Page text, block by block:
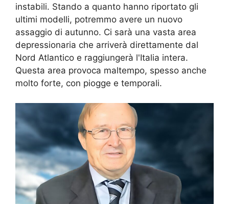
instabili. Stando a quanto hanno riportato gli
ultimi modelli, potremmo avere un nuovo
assaggio di autunno. Ci sarà una vasta area
depressionaria che arriverà direttamente dal
Nord Atlantico e raggiungerà l'Italia intera.
Questa area provoca maltempo, spesso anche
molto forte, con piogge e temporali.